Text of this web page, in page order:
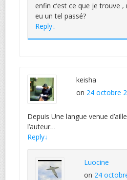
enfin c’est ce que je trouve
eu un tel passé?
Reply↓
keisha
on 24 octobre
Depuis Une langue venue
l’auteur…
Reply↓
Luocine
on 24